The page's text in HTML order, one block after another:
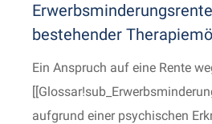
bestehender
Ein Anspruch auf eine Rente
aufgrund einer psychischen